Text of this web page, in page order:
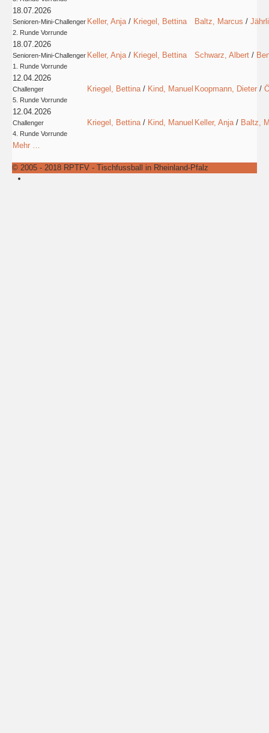
18.07.2026
Senioren-Mini-Challenger
2. Runde Vorrunde
Keller, Anja / Kriegel, Bettina Baltz, Marcus /
18.07.2026
Senioren-Mini-Challenger
1. Runde Vorrunde
Keller, Anja / Kriegel, Bettina Schwarz, Albert /
12.04.2026
Challenger
5. Runde Vorrunde
Kriegel, Bettina / Kind, Manuel Koopmann, Dieter /
12.04.2026
Challenger
4. Runde Vorrunde
Kriegel, Bettina / Kind, Manuel Keller, Anja / Baltz,
Mehr …
© 2005 - 2018 RPTFV - Tischfussball in Rheinland-Pfalz